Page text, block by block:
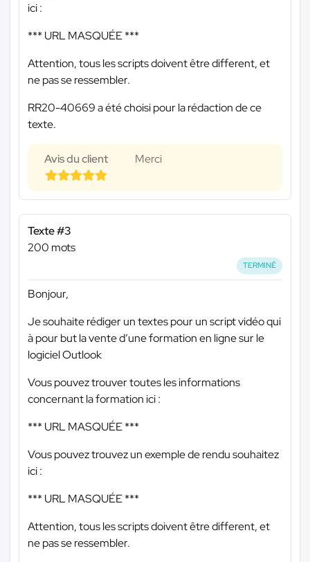
ici :
*** URL MASQUÉE ***
Attention, tous les scripts doivent être different, et
ne pas se ressembler.
RR20-40669 a été choisi pour la rédaction de ce
texte.
Avis du client Merci
Texte #3
200 mots
TERMINÉ
Bonjour,
Je souhaite rédiger un textes pour un script vidéo qui
à pour but la vente d’une formation en ligne sur le
logiciel Outlook
Vous pouvez trouver toutes les informations
concernant la formation ici :
*** URL MASQUÉE ***
Vous pouvez trouvez un exemple de rendu souhaitez
ici :
*** URL MASQUÉE ***
Attention, tous les scripts doivent être different, et
ne pas se ressembler.